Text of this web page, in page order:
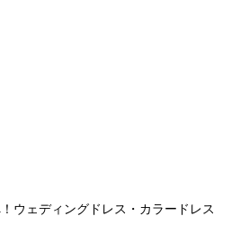
ウェディングドレス・カラードレス